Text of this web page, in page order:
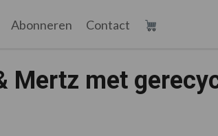
Abonneren Contact
Mertz met